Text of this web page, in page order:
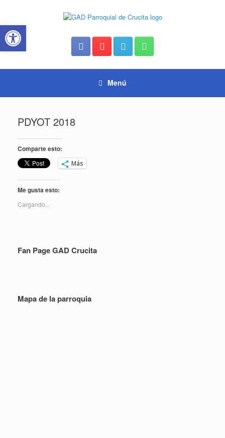
contenido
Menú
PDYOT 2018
Comparte esto:
Más
Me gusta esto:
Cargando...
Fan Page GAD Crucita
Mapa de la parroquia
Abrir barra de herramientas